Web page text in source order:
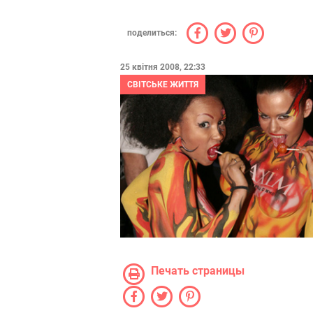
поделиться:
25 квітня 2008, 22:33
СВІТСЬКЕ ЖИТТЯ
Печать страницы